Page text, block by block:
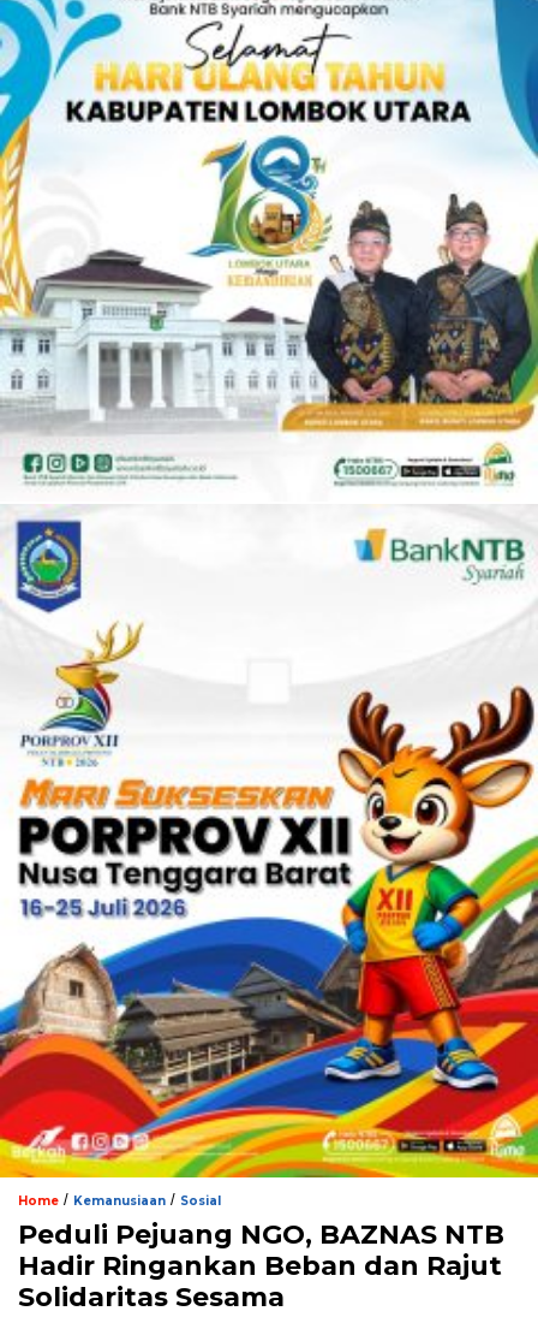
Home / Kemanusiaan / Sosial
Peduli Pejuang NGO, BAZNAS NTB
Hadir Ringankan Beban dan Rajut
Solidaritas Sesama